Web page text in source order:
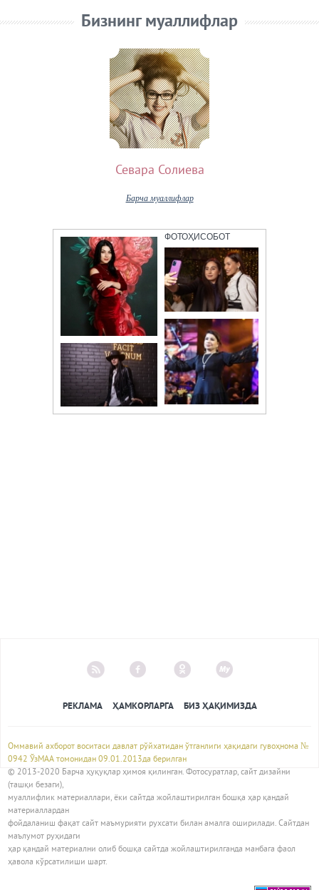
Бизнинг муаллифлар
Севара Солиева
Барча муаллифлар
ФОТОҲИСОБОТ
РЕКЛАМА ҲАМКОРЛАРГА БИЗ ҲАҚИМИЗДА
Оммавий ахборот воситаси давлат рўйхатидан ўтганлиги ҳақидаги гувоҳнома №
0942 ЎзМАА томонидан 09.01.2013да берилган
© 2013-2020 Барча ҳуқуқлар ҳимоя қилинган. Фотосуратлар, сайт дизайни
(ташқи безаги),
муаллифлик материаллари, ёки сайтда жойлаштирилган бошқа ҳар қандай
материаллардан
фойдаланиш фақат сайт маъмурияти рухсати билан амалга оширилади. Сайтдан
маълумот руҳидаги
ҳар қандай материални олиб бошқа сайтда жойлаштирилганда манбага фаол
ҳавола кўрсатилиши шарт.